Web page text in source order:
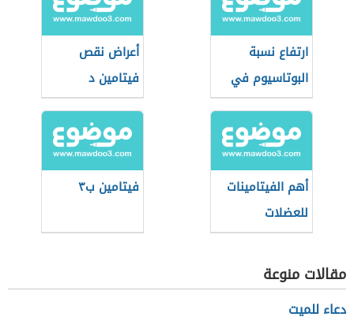
ارتفاع نسبة
البوتاسيوم في
الدم
أعراض نقص
فيتامين د
أهم الفيتامينات
للعضلات
فيتامين ب٣
مقالات منوعة
دعاء للميت